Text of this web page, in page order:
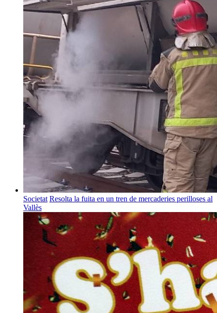
Societat Resolta la fuita en un tren de mercaderies perilloses al
Vallès